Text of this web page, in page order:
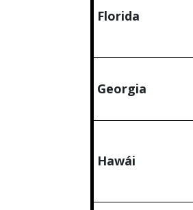
Florida
Georgia
Hawái